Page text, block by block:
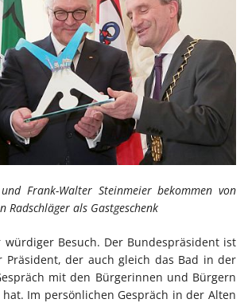
Frank-Walter Steinmeier bekommen von
Radschläger als Gastgeschenk
würdiger Besuch. Der Bundespräsident ist
Präsident, der auch gleich das Bad in der
mit den Bürgerinnen und Bürgern
Im persönlichen Gespräch in der Alten